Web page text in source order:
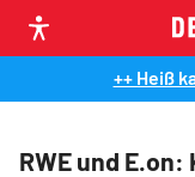
++ Heiß
RWE und